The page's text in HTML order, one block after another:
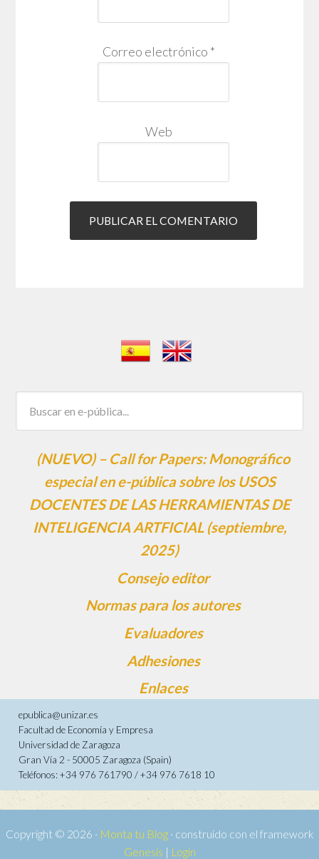
Correo electrónico *
Web
(NUEVO) – Call for Papers: Monográfico
especial en e-pública sobre los USOS
DOCENTES DE LAS HERRAMIENTAS DE
INTELIGENCIA ARTFICIAL (septiembre,
2025)
Consejo editor
Normas para los autores
Evaluadores
Adhesiones
Enlaces
epublica@unizar.es
Facultad de Economía y Empresa
Universidad de Zaragoza
Gran Vía 2 - 50005 Zaragoza (Spain)
Teléfonos: +34 976 761790 / +34 976 7618 10
Copyright © 2026 · Monta tu Blog· construido con el framework
Genesis | Login